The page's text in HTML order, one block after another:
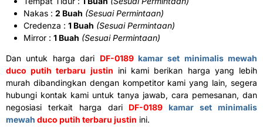
Nakas : 2 Buah (Sesuai Permintaan)
Credenza : 1 Buah (Sesuai Permintaan)
Mirror : 1 Buah (Sesuai Permintaan)
Dan untuk harga dari DF-0189 kamar set minimalis mewah
duco putih terbaru justin ini kami berikan harga yang lebih
murah dibandingkan dengan kompetitor kami yang lain, segera
hubungi kontak kami untuk tanya jawab, cara pemesanan, dan
negosiasi terkait harga dari DF-0189kamar set minimalis
mewah duco putih terbaru justin ini.